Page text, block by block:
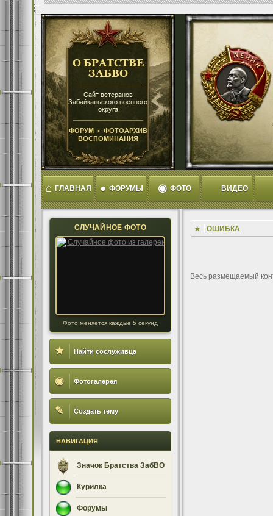
⌂ ГЛАВНАЯ ● ФОРУМЫ ◉ ФОТО ВИДЕО
СЛУЧАЙНОЕ ФОТО
Фото меняется каждые 5 секунд
★ Найти сослуживца
◉ Фотогалерея
✎ Создать тему
НАВИГАЦИЯ
Значок Братства ЗабВО
Курилка
Форумы
ОШИБКА
Весь размещаемый